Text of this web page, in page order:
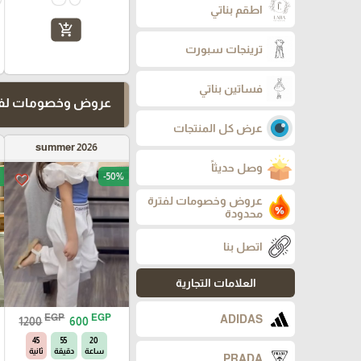
اطقم بناتي
ترينجات سبورت
فساتين بناتي
عرض كل المنتجات
وصل حديثاً
عروض وخصومات لفترة
محدودة
اتصل بنا
العلامات التجارية
ADIDAS
add_shopping_cart
عروض وخصومات
summer 2026
favorite_border -50%
1200 EGP 600 EGP
20
ساعة
55
دقيقة
44
ثانية